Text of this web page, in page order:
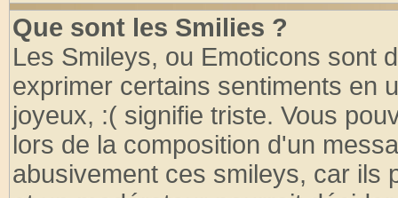
Que sont les Smilies ?
Les Smileys, ou Emoticons sont
exprimer certains sentiments en
joyeux, :( signifie triste. Vous
lors de la composition d'un
abusivement ces smileys, car ils